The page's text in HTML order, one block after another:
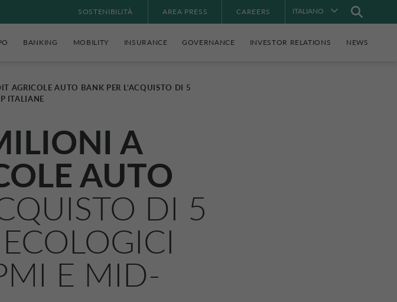
SOSTENIBILITÀ AREA PRESS CAREERS ITALIANO
BANKING MOBILITY INSURANCE GOVERNANCE INVESTOR RELATIONS NEWS
AGRICOLE AUTO BANK PER L’ACQUISTO DI 5
ITALIANE
A
AUTO
DI 5
E MID-